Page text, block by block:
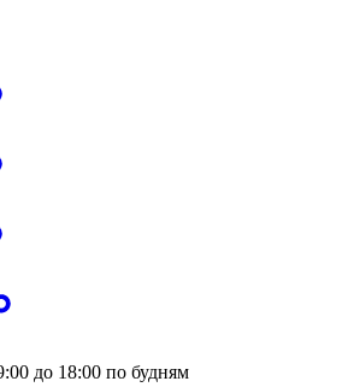
до 18:00 по будням